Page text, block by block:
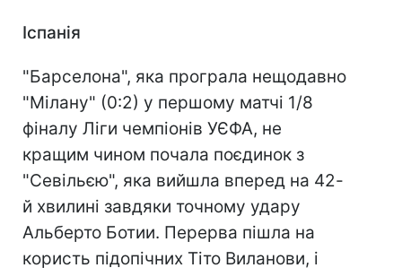
Іспанія
"Барселона", яка програла нещодавно
"Мілану" (0:2) у першому матчі 1/8
фіналу Ліги чемпіонів УЄФА, не
кращим чином почала поєдинок з
"Севільєю", яка вийшла вперед на 42-
й хвилині завдяки точному удару
Альберто Ботии. Перерва пішла на
користь підопічних Тіто Виланови, і